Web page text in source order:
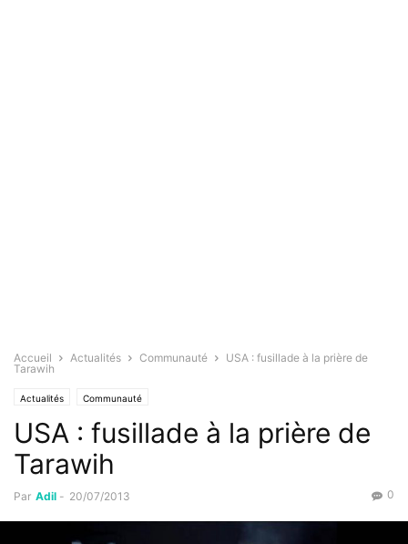
Accueil Actualités Communauté
USA : fusillade à la prière de
Tarawih
Actualités Communauté
USA : fusillade à la prière de
Tarawih
Par Adil - 20/07/2013 0